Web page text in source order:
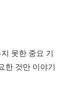
못한 중요 기
한 것만 이야기